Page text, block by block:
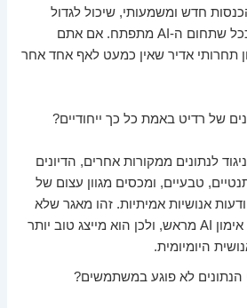
חדש ומשמעותי, שיכול לגדול
בצורה אקספוננציאלית ככל שתחום ה-AI מתפתח. אם אתם
תחרותי אדיר שאין כמעט לאף אחד אחר
של רדיט באמת כל כך ייחודיים?
לנתונים ממקורות אחרים, הדיונים
טבעיים, ומכסים מגוון עצום של
אנושיות אמיתיות. זהו מאגר שלא
נאסף למטרת אימון AI מראש, ולכן הוא מייצג טוב יותר
היומיומית.
הנתונים לא פוגע במשתמשים?